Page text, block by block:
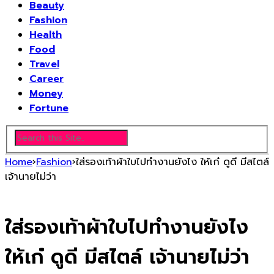
Beauty
Fashion
Health
Food
Travel
Career
Money
Fortune
Home›Fashion›ใส่รองเท้าผ้าใบไปทำงานยังไง ให้เก๋ ดูดี มีสไตล์
เจ้านายไม่ว่า
ใส่รองเท้าผ้าใบไปทำงานยังไง
ให้เก๋ ดูดี มีสไตล์ เจ้านายไม่ว่า